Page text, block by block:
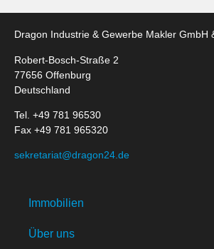
Dragon Industrie & Gewerbe Makler GmbH
Robert-Bosch-Straße 2
77656 Offenburg
Deutschland
Tel. +49 781 96530
Fax +49 781 965320
sekretariat@dragon24.de
Immobilien
Über uns